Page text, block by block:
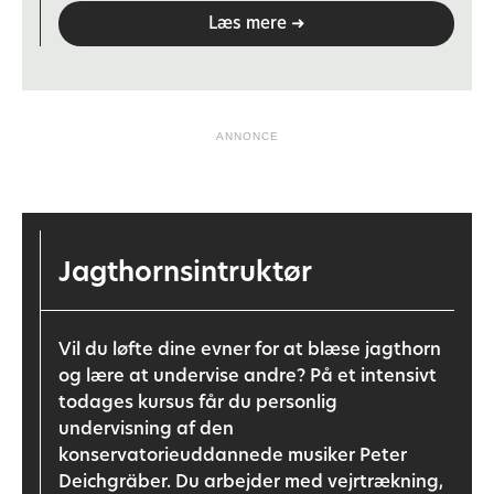
Læs mere ➜
ANNONCE
Jagthornsintruktør
Vil du løfte dine evner for at blæse jagthorn
og lære at undervise andre? På et intensivt
todages kursus får du personlig
undervisning af den
konservatorieuddannede musiker Peter
Deichgräber. Du arbejder med vejrtrækning,